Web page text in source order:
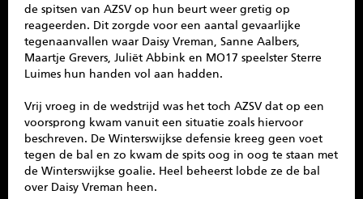
de spitsen van AZSV op hun beurt weer gretig op
reageerden. Dit zorgde voor een aantal gevaarlijke
tegenaanvallen waar Daisy Vreman, Sanne Aalbers,
Maartje Grevers, Juliët Abbink en MO17 speelster Sterre
Luimes hun handen vol aan hadden.
Vrij vroeg in de wedstrijd was het toch AZSV dat op een
voorsprong kwam vanuit een situatie zoals hiervoor
beschreven. De Winterswijkse defensie kreeg geen voet
tegen de bal en zo kwam de spits oog in oog te staan met
de Winterswijkse goalie. Heel beheerst lobde ze de bal
over Daisy Vreman heen.